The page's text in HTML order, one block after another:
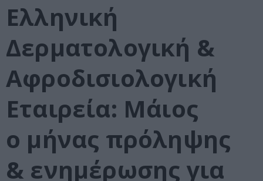
Ελληνική
Δερματολογική &
Αφροδισιολογική
Εταιρεία: Μάιος
ο μήνας πρόληψης
& ενημέρωσης για